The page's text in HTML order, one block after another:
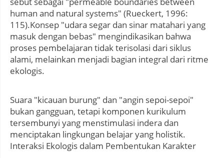
human and natural systems" (Rueckert, 1996:
115).Konsep "udara segar dan sinar matahari yang
masuk dengan bebas" mengindikasikan bahwa
proses pembelajaran tidak terisolasi dari siklus
alami, melainkan menjadi bagian integral dari ritme
ekologis.
Suara "kicauan burung" dan "angin sepoi-sepoi"
bukan gangguan, tetapi komponen kurikulum
tersembunyi yang menstimulasi indera dan
menciptakan lingkungan belajar yang holistik.
Interaksi Ekologis dalam Pembentukan Karakter